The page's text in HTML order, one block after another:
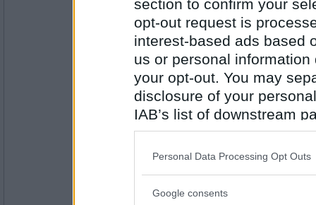
section to confirm your
opt-out request is
interest-based ads based
us or personal
your opt-out. You may
disclosure of your
IAB’s list of downstream
also be disclosed by us
Downstream Participants
Please note that this
Personal Data Processing Opt Outs
Google consents
Det blev strömmingslåda och potatis,
Pizza, med köttfärs, tomater, peperoni,
Resurrection- Ej medlem längre